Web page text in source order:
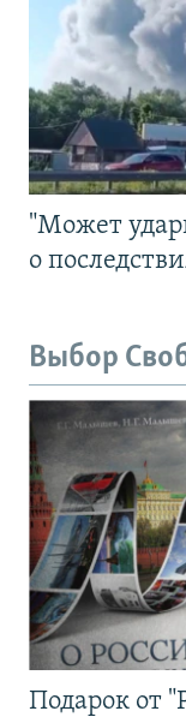
"Может
о
Выбор
Подарок от